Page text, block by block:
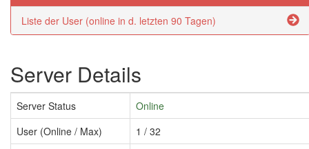
Liste der User (online in d. letzten 90 Tagen)
Server Details
Server Status
Online
User (Online / Max)
1 / 32